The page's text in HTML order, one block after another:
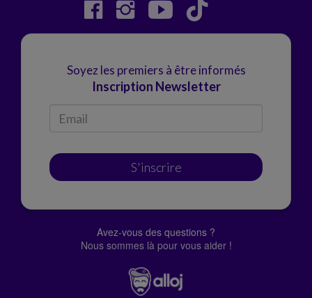
Soyez les premiers à être informés
Inscription Newsletter
S'inscrire
Avez-vous des questions ?
Nous sommes là pour vous aider !